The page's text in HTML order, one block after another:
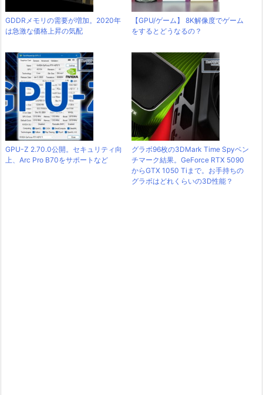
GDDRメモリの需要が増加。2020年
は急激な価格上昇の気配
【GPU/ゲーム】 8K解像度でゲーム
をするとどうなるの？
GPU-Z 2.70.0公開。セキュリティ向
上、Arc Pro B70をサポートなど
グラボ96枚の3DMark Time Spyベン
チマーク結果。GeForce RTX 5090
からGTX 1050 Tiまで。お手持ちの
グラボはどれくらいの3D性能？